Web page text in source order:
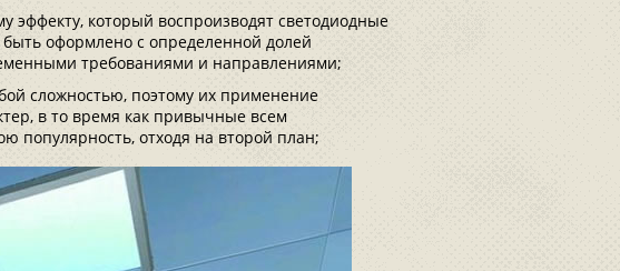
эффекту, который воспроизводят светодиодные
оформлено с определенной долей
требованиями и направлениями;
сложностью, поэтому их применение
в то время как привычные всем
отходя на второй план;